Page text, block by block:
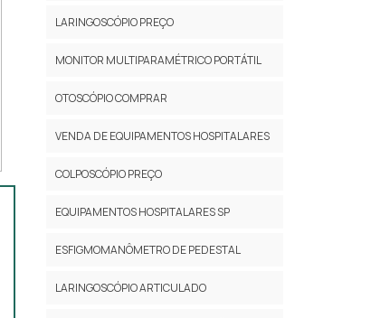
LARINGOSCÓPIO PREÇO
MONITOR MULTIPARAMÉTRICO PORTÁTIL
OTOSCÓPIO COMPRAR
VENDA DE EQUIPAMENTOS HOSPITALARES
COLPOSCÓPIO PREÇO
EQUIPAMENTOS HOSPITALARES SP
ESFIGMOMANÔMETRO DE PEDESTAL
LARINGOSCÓPIO ARTICULADO